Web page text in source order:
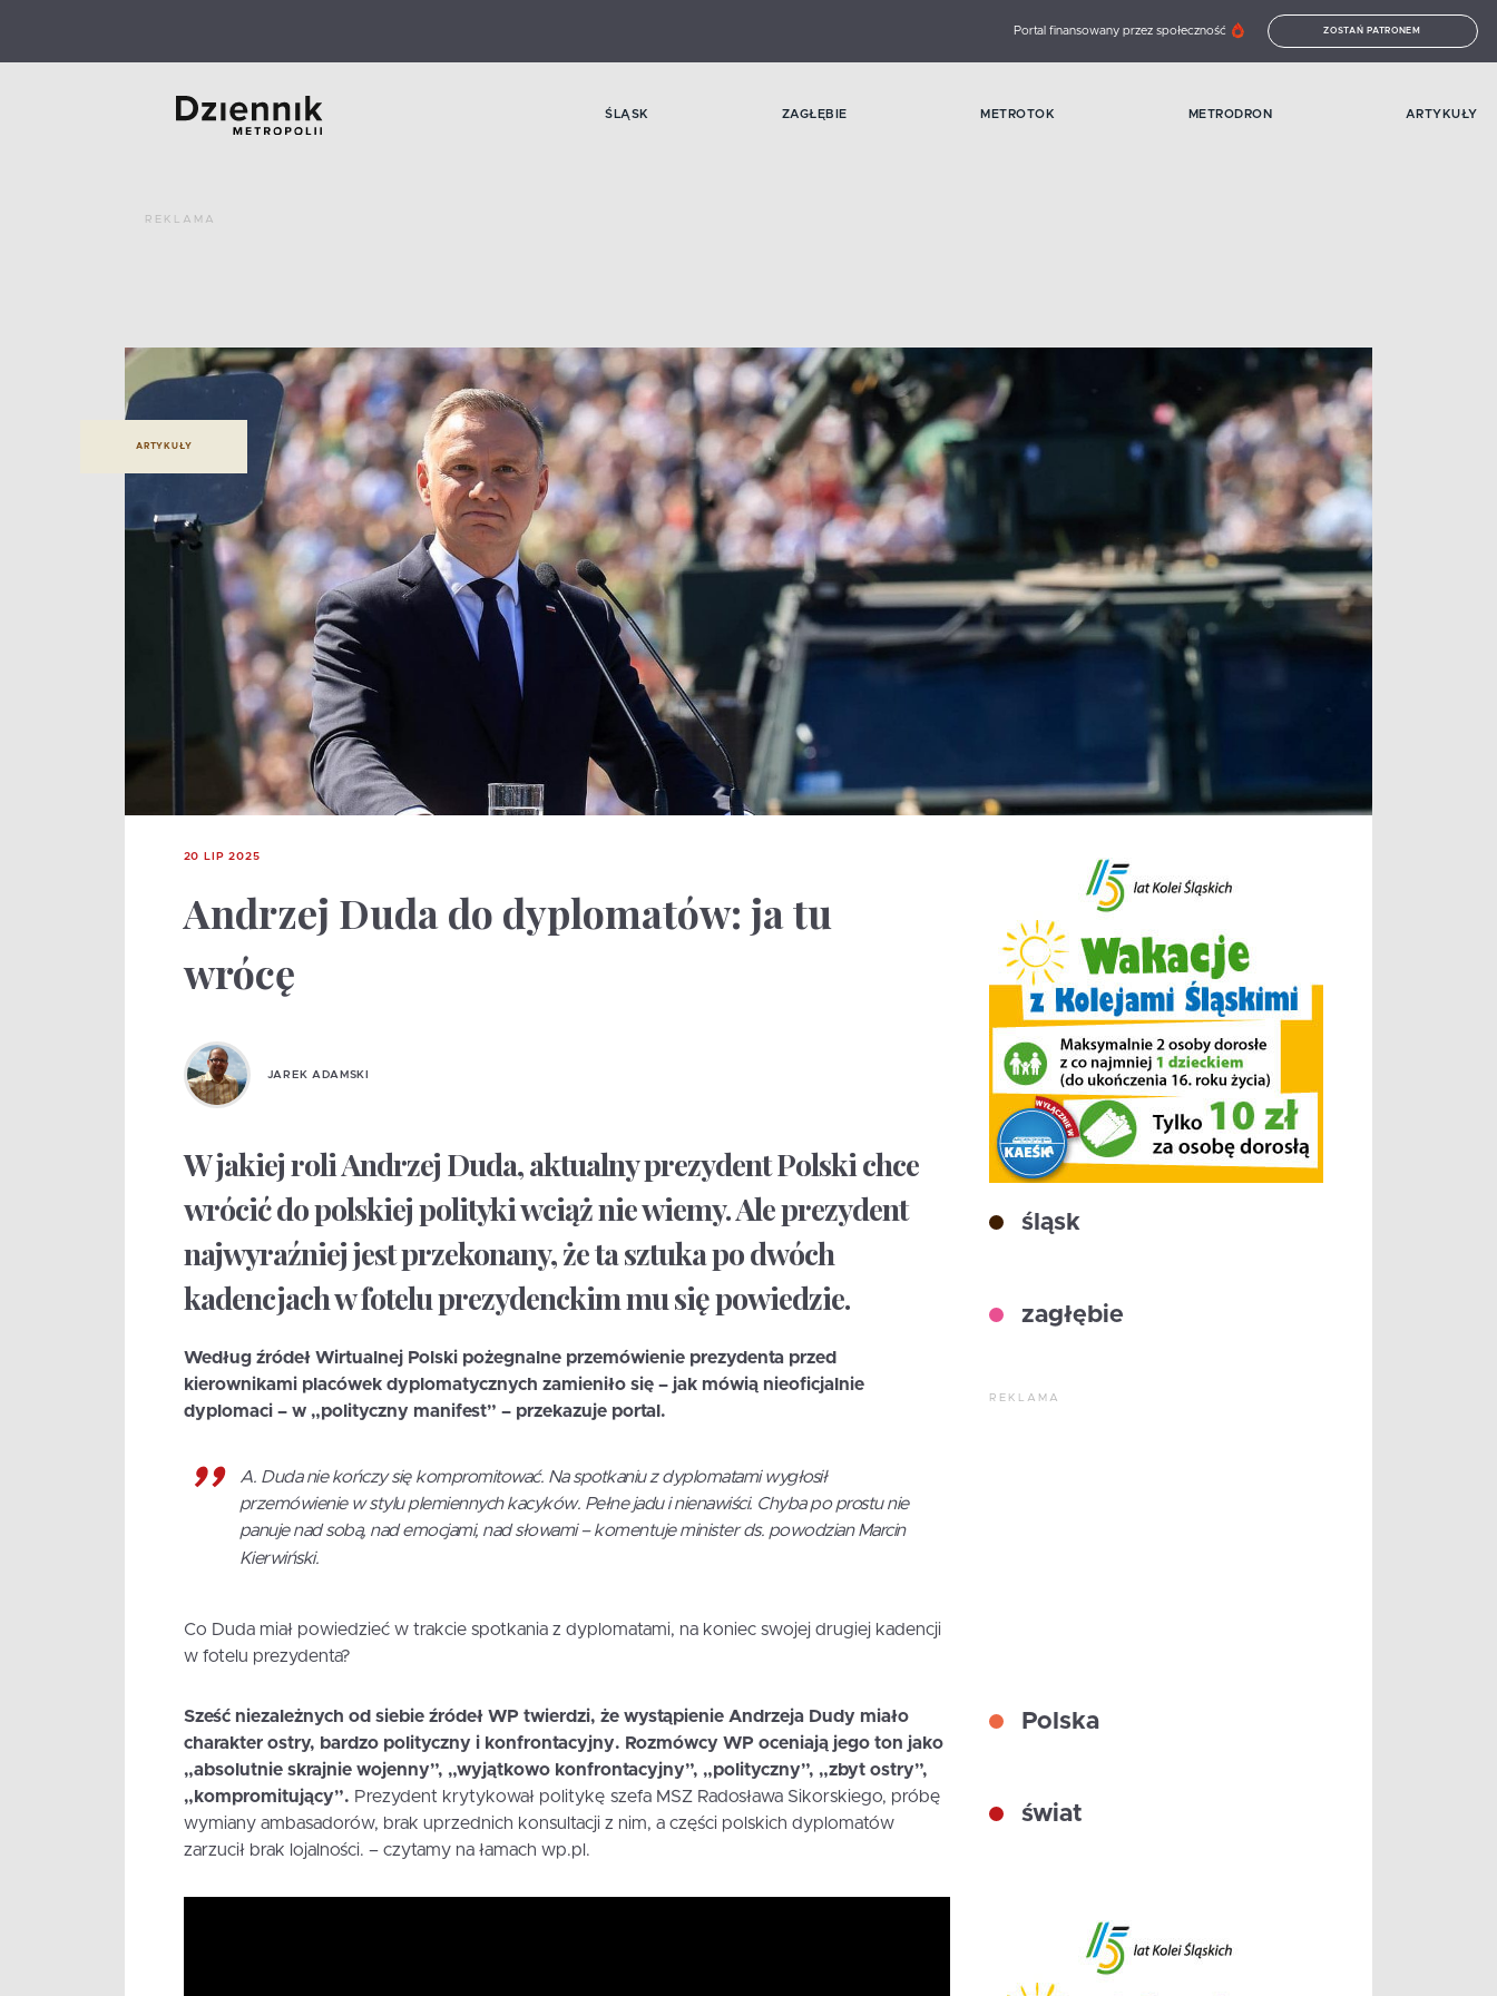
Portal finansowany przez społeczność ZOSTAŃ PATRONEM
ŚLĄSK ZAGŁĘBIE METROTOK METRODRON ARTYKUŁY
REKLAMA
ARTYKUŁY
20 LIP 2025
Andrzej Duda do dyplomatów: ja tu
wrócę
JAREK ADAMSKI
W jakiej roli Andrzej Duda, aktualny prezydent Polski chce
wrócić do polskiej polityki wciąż nie wiemy. Ale prezydent
najwyraźniej jest przekonany, że ta sztuka po dwóch
kadencjach w fotelu prezydenckim mu się powiedzie.
Według źródeł Wirtualnej Polski pożegnalne przemówienie prezydenta przed
kierownikami placówek dyplomatycznych zamieniło się – jak mówią nieoficjalnie
dyplomaci – w „polityczny manifest” – przekazuje portal.
A. Duda nie kończy się kompromitować. Na spotkaniu z dyplomatami wygłosił
przemówienie w stylu plemiennych kacyków. Pełne jadu i nienawiści. Chyba po prostu nie
panuje nad sobą, nad emocjami, nad słowami – komentuje minister ds. powodzian Marcin
Kierwiński.
Co Duda miał powiedzieć w trakcie spotkania z dyplomatami, na koniec swojej drugiej kadencji
w fotelu prezydenta?
Sześć niezależnych od siebie źródeł WP twierdzi, że wystąpienie Andrzeja Dudy miało
charakter ostry, bardzo polityczny i konfrontacyjny. Rozmówcy WP oceniają jego ton jako
„absolutnie skrajnie wojenny”, „wyjątkowo konfrontacyjny”, „polityczny”, „zbyt ostry”,
„kompromitujący”. Prezydent krytykował politykę szefa MSZ Radosława Sikorskiego, próbę
wymiany ambasadorów, brak uprzednich konsultacji z nim, a części polskich dyplomatów
zarzucił brak lojalności. – czytamy na łamach wp.pl.
śląsk
zagłębie
REKLAMA
Polska
świat